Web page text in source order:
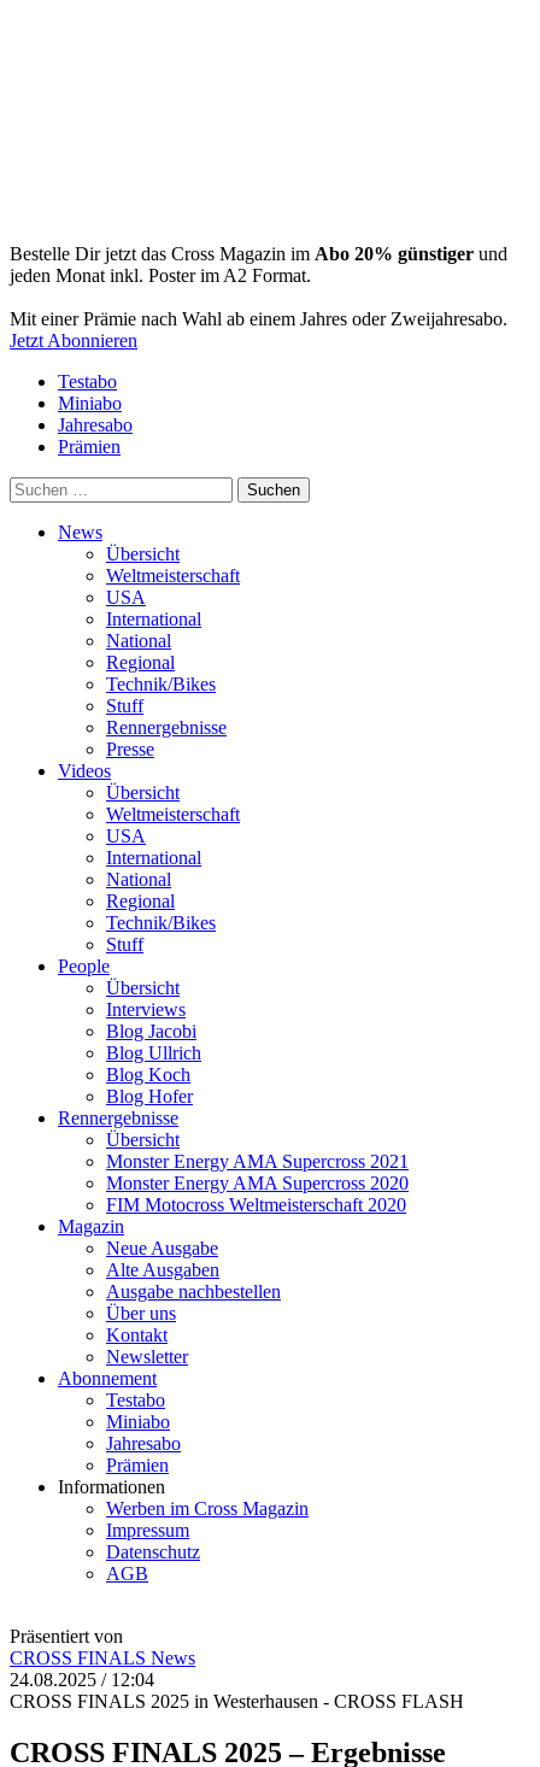
Bestelle Dir jetzt das Cross Magazin im Abo 20% günstiger und
jeden Monat inkl. Poster im A2 Format.
Mit einer Prämie nach Wahl ab einem Jahres oder Zweijahresabo.
Jetzt Abonnieren
Testabo
Miniabo
Jahresabo
Prämien
Suchen
nach:
News
Übersicht
Weltmeisterschaft
USA
International
National
Regional
Technik/Bikes
Stuff
Rennergebnisse
Presse
Videos
Übersicht
Weltmeisterschaft
USA
International
National
Regional
Technik/Bikes
Stuff
People
Übersicht
Interviews
Blog Jacobi
Blog Ullrich
Blog Koch
Blog Hofer
Rennergebnisse
Übersicht
Monster Energy AMA Supercross 2021
Monster Energy AMA Supercross 2020
FIM Motocross Weltmeisterschaft 2020
Magazin
Neue Ausgabe
Alte Ausgaben
Ausgabe nachbestellen
Über uns
Kontakt
Newsletter
Abonnement
Testabo
Miniabo
Jahresabo
Prämien
Informationen
Werben im Cross Magazin
Impressum
Datenschutz
AGB
Präsentiert von
CROSS FINALS News
24.08.2025 / 12:04
CROSS FINALS 2025 in Westerhausen - CROSS FLASH
CROSS FINALS 2025 – Ergebnisse